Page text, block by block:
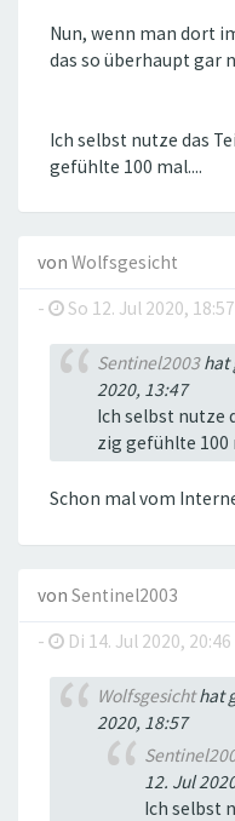
Nun, wenn man dort
das so überhaupt gar
Ich selbst nutze das
gefühlte 100 mal....
von Wolfsgesicht
-
So 12. Jul 2020, 18:57
Sentinel2003hat
2020, 13:47
Ich selbst nutze
zig gefühlte 100
Schon mal vom
von Sentinel2003
-
Di 14. Jul 2020, 20:46
Wolfsgesichthat
2020, 18:57
12. Jul
Ich selbst